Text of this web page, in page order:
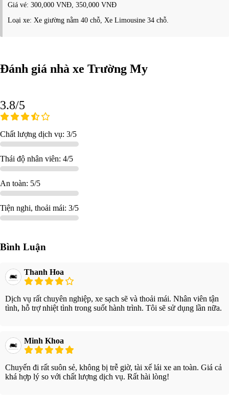
Giá vé: 300,000 VNĐ, 350,000 VNĐ
Loại xe: Xe giường nằm 40 chỗ, Xe Limousine 34 chỗ.
Đánh giá nhà xe Trường My
3.8/5
Chất lượng dịch vụ: 3/5
Thái độ nhân viên: 4/5
An toàn: 5/5
Tiện nghi, thoải mái: 3/5
Bình Luận
Thanh Hoa
Dịch vụ rất chuyên nghiệp, xe sạch sẽ và thoải mái. Nhân viên tận
tình, hỗ trợ nhiệt tình trong suốt hành trình. Tôi sẽ sử dụng lần nữa.
Minh Khoa
Chuyến đi rất suôn sẻ, không bị trễ giờ, tài xế lái xe an toàn. Giá cả
khá hợp lý so với chất lượng dịch vụ. Rất hài lòng!